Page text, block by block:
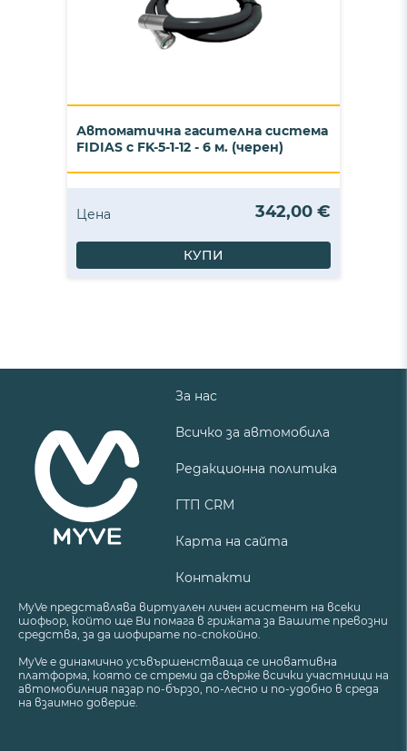
Автоматична гасителна система
FIDIAS с FK-5-1-12 - 6 м. (черен)
Цена 342,00 €
КУПИ
За нас
Всичко за автомобила
Редакционна политика
ГТП CRM
Карта на сайта
Контакти
MyVe представлява виртуален личен асистент на всеки
шофьор, който ще Ви помага в грижата за Вашите превозни
средства, за да шофирате по-спокойно.
MyVe е динамично усъвършенстваща се иновативна
платформа, която се стреми да свърже всички участници на
автомобилния пазар по-бързо, по-лесно и по-удобно в среда
на взаимно доверие.